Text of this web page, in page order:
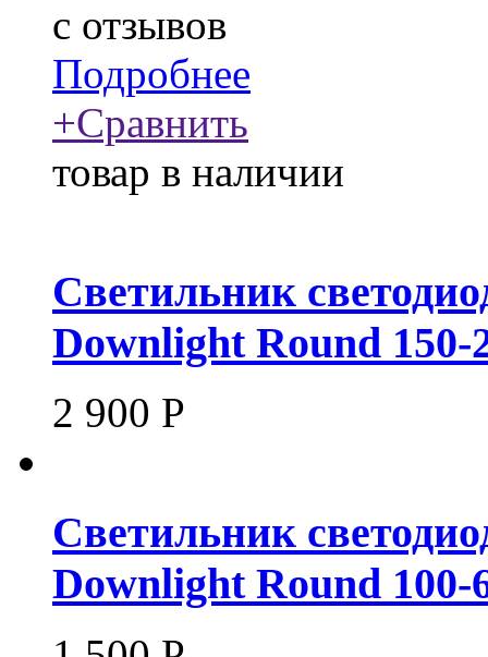
c отзывов
Подробнее
+Сравнить
товар в наличии
Светильник
Downlight Round 150-
2 900 Р
Светильник
Downlight Round 100-